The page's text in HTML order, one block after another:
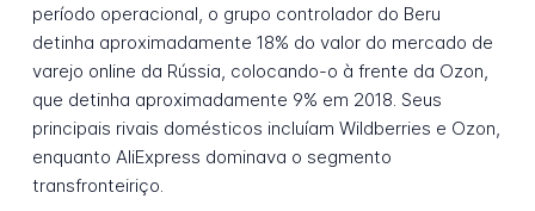
período operacional, o grupo controlador do Beru
detinha aproximadamente 18% do valor do mercado de
varejo online da Rússia, colocando-o à frente da Ozon,
que detinha aproximadamente 9% em 2018. Seus
principais rivais domésticos incluíam Wildberries e Ozon,
enquanto AliExpress dominava o segmento
transfronteiriço.